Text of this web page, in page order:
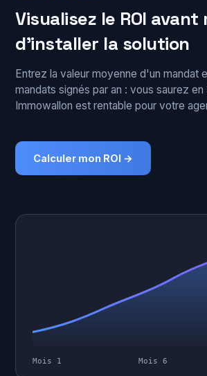
Visualisez le ROI avant
d'installer la solution
Entrez la valeur moyenne d'un mandat
mandats signés par an : vous saurez
Immowallon est rentable pour votre
Calculer mon ROI →
Mois 1 Mois 6